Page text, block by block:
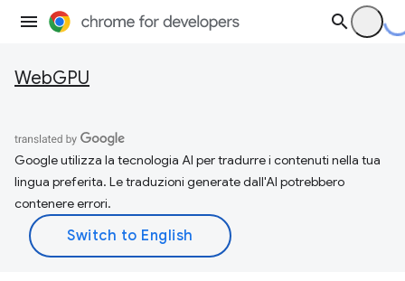
WebGPU
Google utilizza la tecnologia AI per tradurre i contenuti nella tua
lingua preferita. Le traduzioni generate dall'AI potrebbero
contenere errori.